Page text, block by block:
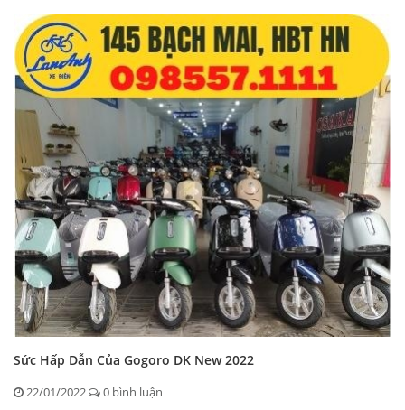
Sức Hấp Dẫn Của Gogoro DK New 2022
22/01/2022
0 bình luận